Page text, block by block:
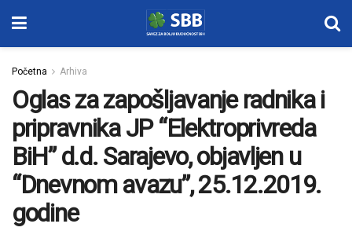
Početna Arhiva
Oglas za zapošljavanje radnika i
pripravnika JP “Elektroprivreda
BiH” d.d. Sarajevo, objavljen u
“Dnevnom avazu”, 25.12.2019.
godine